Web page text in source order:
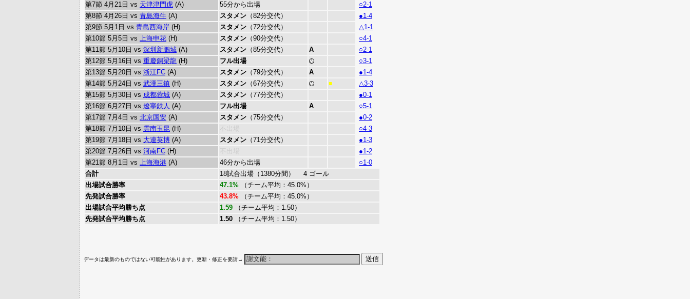
第7節 4月21日 vs 天津津門虎 (A) 55分から出場
○2-1
第8節 4月26日 vs 青島海牛 (A) スタメン （82分交代）
●1-4
第9節 5月1日 vs 青島西海岸 (H) スタメン （72分交代）
△1-1
第10節 5月5日 vs 上海申花 (H) スタメン （90分交代）
○4-1
第11節 5月10日 vs 深圳新鵬城 (A) スタメン （85分交代） A
○2-1
第12節 5月16日 vs 重慶銅梁龍 (H) フル出場
○3-1
第13節 5月20日 vs 浙江FC (A) スタメン （79分交代） A
●1-4
第14節 5月24日 vs 武漢三鎮 (H) スタメン （67分交代） ■
△3-3
第15節 5月30日 vs 成都蓉城 (A) スタメン （77分交代）
●0-1
第16節 6月27日 vs 遼寧鉄人 (A) フル出場 A
○5-1
第17節 7月4日 vs 北京国安 (A) スタメン （75分交代）
●0-2
第18節 7月10日 vs 雲南玉昆 (H) 不出場
○4-3
第19節 7月18日 vs 大連英博 (A) スタメン （71分交代）
●1-3
第20節 7月26日 vs 河南FC (H) 不出場
●1-2
第21節 8月1日 vs 上海海港 (A) 46分から出場
○1-0
合計
18試合出場（1380分間） 4 ゴール
出場試合勝率
47.1% （チーム平均：45.0%）
先発試合勝率
43.8% （チーム平均：45.0%）
出場試合平均勝ち点
1.59 （チーム平均：1.50）
先発試合平均勝ち点
1.50 （チーム平均：1.50）
データは最新のものではない可能性があります。更新・修正を要請→